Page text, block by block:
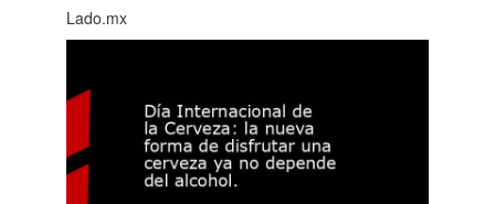
Lado.mx